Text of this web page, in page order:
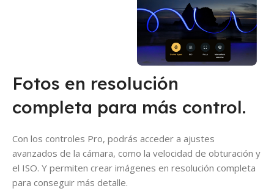
Fotos en resolución
completa para más control.
Con los controles Pro, podrás acceder a ajustes
avanzados de la cámara, como la velocidad de obturación y
el ISO. Y permiten crear imágenes en resolución completa
para conseguir más detalle.